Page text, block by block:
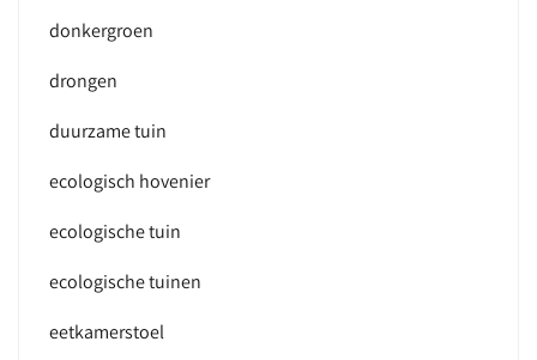
donkergroen
drongen
duurzame tuin
ecologisch hovenier
ecologische tuin
ecologische tuinen
eetkamerstoel